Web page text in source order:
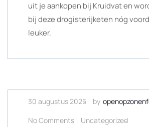
uit je aankopen bij Kruidvat en
bij deze drogisterijketen nóg
leuker.
30 augustus 2025 by
No Comments
Uncategorized